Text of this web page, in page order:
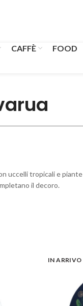
CAFFÈ
FOOD
uccelli tropicali e
il decoro.
IN ARRIVO